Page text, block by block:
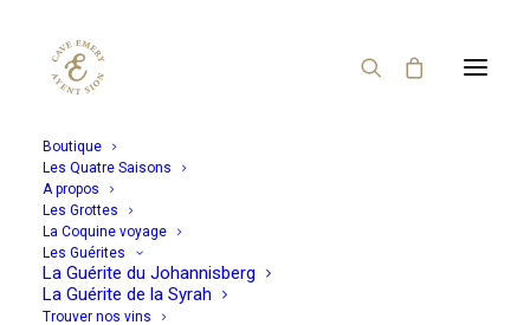
Boutique
Les Quatre Saisons
A propos
Les Grottes
La Coquine voyage
Les Guérites
La Guérite du Johannisberg
La Guérite de la Syrah
Trouver nos vins
Rouge
Nos trésors